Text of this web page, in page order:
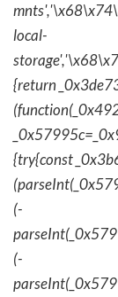
local-
{return
{try{const
(-
(-